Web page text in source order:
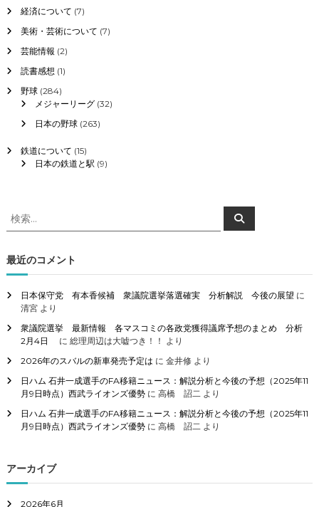
経済について (7)
美術・芸術について (7)
芸能情報 (2)
読書感想 (1)
野球(284)
メジャーリーグ(32)
日本の野球(263)
鉄道について (15)
日本の鉄道と駅 (9)
検
索
象
:
検
索
最近のコメント
日本保守党 有本香候補 衆議院選挙落選確実 分析解説 今後の展望 に
清宮より
衆議院選挙 最新情報 各マスコミの各政党獲得議席予想のまとめ 分析
2月4日
に 総理周辺は大嘘つき！！ より
2026年のスバルの新車発売予定は に 金井修より
日ハム 石井一成選手のFA移籍ニュース：解説分析と今後の予想（2025年11
月9日時点）西武ライオンズ優勢に 高橋 詔二より
日ハム 石井一成選手のFA移籍ニュース：解説分析と今後の予想（2025年11
月9日時点）西武ライオンズ優勢に 高橋 詔二より
アーカイブ
2026年6月